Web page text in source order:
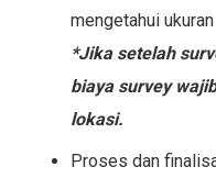
mengetahui
*Jika setelah
biaya survey
lokasi.
Proses dan